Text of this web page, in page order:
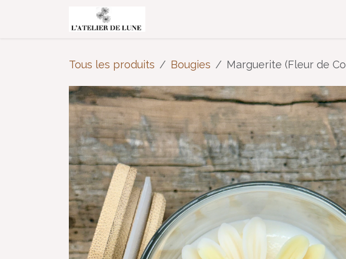
Se rendre au contenu
Tous les produits Bougies Marguerite (Fleur de